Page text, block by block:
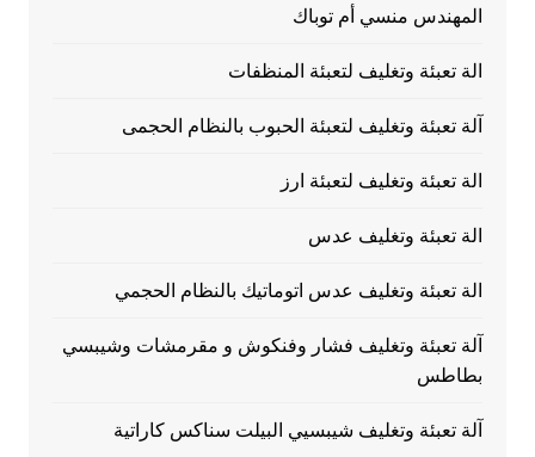
المهندس منسي أم توباك
الة تعبئة وتغليف لتعبئة المنظفات
آلة تعبئة وتغليف لتعبئة الحبوب بالنظام الحجمى
الة تعبئة وتغليف لتعبئة ارز
الة تعبئة وتغليف عدس
الة تعبئة وتغليف عدس اتوماتيك بالنظام الحجمي
آلة تعبئة وتغليف فشار وفنكوش و مقرمشات وشيبسي
بطاطس
آلة تعبئة وتغليف شيبسيي البيلت سناكس كاراتية